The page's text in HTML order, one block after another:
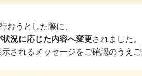
うとした際に、
況に応じた内容へ変更されました。
されるメッセージをご確認のうえご